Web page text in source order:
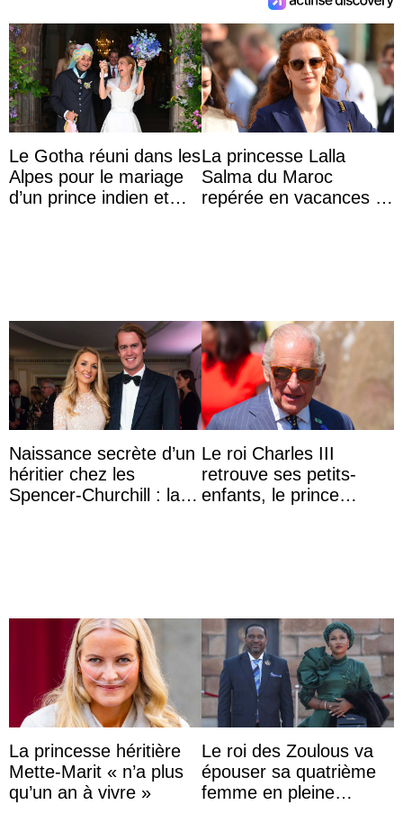
Le Gotha réuni dans les
Alpes pour le mariage
d’un prince indien et
La princesse Lalla
Salma du Maroc
repérée en vacances à
Naissance secrète d’un
héritier chez les
Spencer-Churchill : la
Le roi Charles III
retrouve ses petits-
enfants, le prince
La princesse héritière
Mette-Marit « n’a plus
qu’un an à vivre »
Le roi des Zoulous va
épouser sa quatrième
femme en pleine